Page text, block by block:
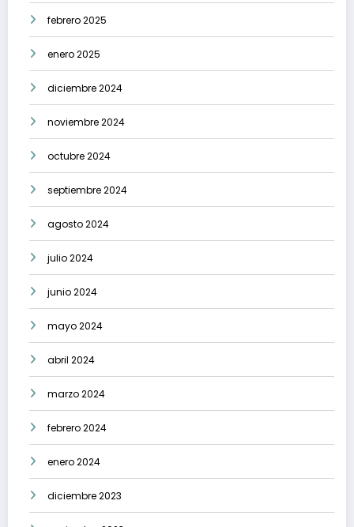
febrero 2025
enero 2025
diciembre 2024
noviembre 2024
octubre 2024
septiembre 2024
agosto 2024
julio 2024
junio 2024
mayo 2024
abril 2024
marzo 2024
febrero 2024
enero 2024
diciembre 2023